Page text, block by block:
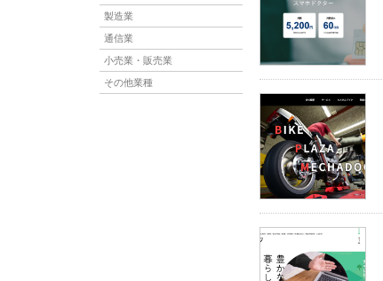
製造業
通信業
小売業・販売業
その他業種